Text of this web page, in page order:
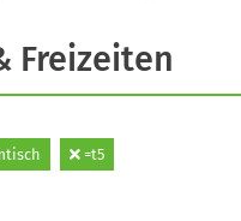
Freizeiten
=t5